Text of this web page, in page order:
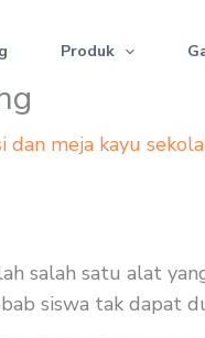
Produk
dan meja kayu
salah satu alat
siswa tak dapat